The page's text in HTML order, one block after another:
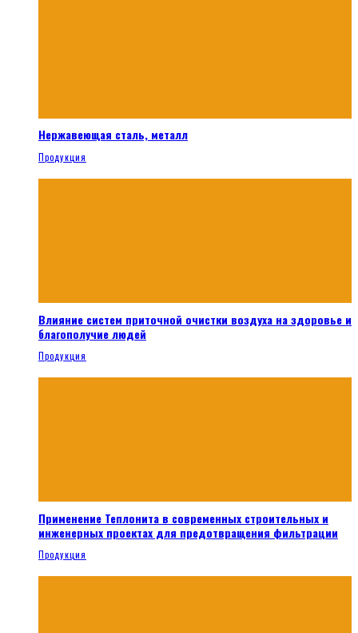
Нержавеющая сталь, металл
Продукция
Влияние систем приточной очистки воздуха на здоровье и
благополучие людей
Продукция
Применение Теплонита в современных строительных и
инженерных проектах для предотвращения фильтрации
Продукция